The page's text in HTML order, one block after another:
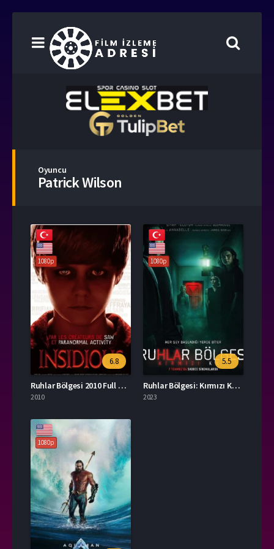
Oyuncu
Patrick Wilson
1080p
6.8
Ruhlar Bölgesi 2010 Full HD İzle
2010
1080p
5.5
Ruhlar Bölgesi: Kırmızı Kapı İzle
2023
1080p